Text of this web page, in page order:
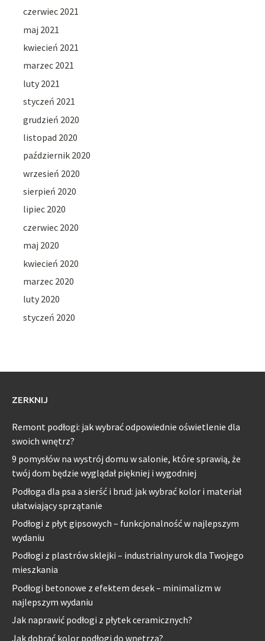
czerwiec 2021
maj 2021
kwiecień 2021
marzec 2021
luty 2021
styczeń 2021
grudzień 2020
listopad 2020
październik 2020
wrzesień 2020
sierpień 2020
lipiec 2020
czerwiec 2020
maj 2020
kwiecień 2020
marzec 2020
luty 2020
styczeń 2020
ZERKNIJ
Remont podłogi: jak wybrać odpowiednie oświetlenie dla
swoich wnętrz?
9 pomysłów na wystrój domu w salonie, które sprawią, że
twój dom będzie wyglądał piękniej i wygodniej
Podłoga dla psa a sierść i brud: jak wybrać kolor i materiał
ułatwiający sprzątanie
Podłogi z płyt gipsowych – funkcjonalność w najlepszym
wydaniu
Podłogi z plastrów sklejki – industrialny urok dla Twojego
mieszkania
Podłogi betonowe z efektem desek – minimalizm w
najlepszym wydaniu
Jak naprawić podłogi z płytek ceramicznych?
Jak dobrać kolor podłogi do wnętrza?